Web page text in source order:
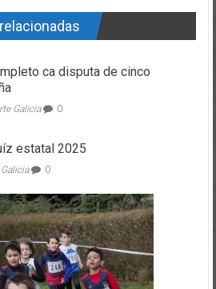
ca disputa de cinco
Galicia 0
estatal 2025
0